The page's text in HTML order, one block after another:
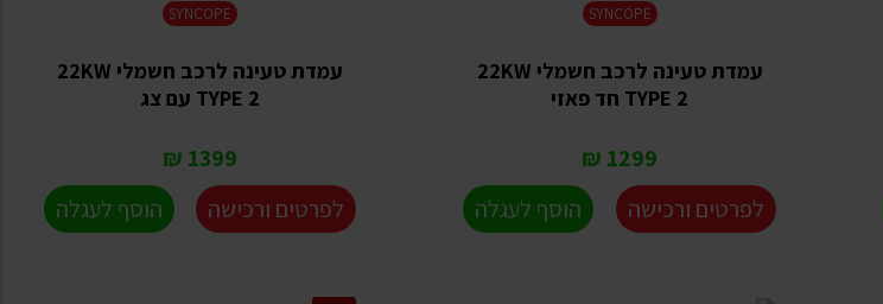
SYNCOPE
עמדת טעינה לרכב חשמלי 22KW
TYPE 2 חד פאזי
1299 ₪
לפרטים ורכישה
הוסף לעגלה
SYNCOPE
עמדת טעינה לרכב חשמלי 22KW
TYPE 2 עם צג
1399 ₪
לפרטים ורכישה
הוסף לעגלה